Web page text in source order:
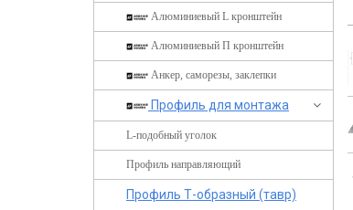
Алюминиевый L кронштейн
Алюминиевый П кронштейн
Анкер, саморезы, заклепки
Профиль для монтажа
L-подобный уголок
Профиль направляющий
Профиль Т-образный (тавр)